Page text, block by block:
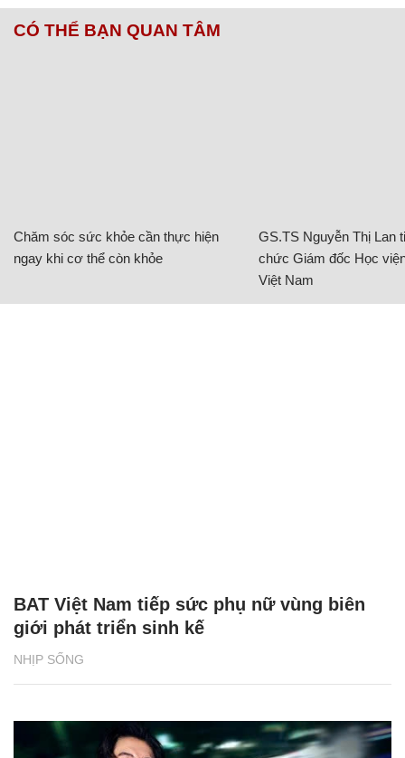
CÓ THỂ BẠN QUAN TÂM
Chăm sóc sức khỏe cần thực hiện
ngay khi cơ thể còn khỏe
GS.TS Nguyễn Thị Lan
chức Giám đốc Học
Việt Nam
NHỊP SỐNG
BAT Việt Nam tiếp sức phụ nữ vùng biên
giới phát triển sinh kế